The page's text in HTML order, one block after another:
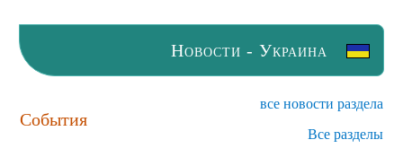
Новости - Украина
События
все новости раздела
Все разделы